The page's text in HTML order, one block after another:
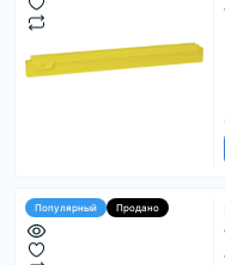
Популярный Продано